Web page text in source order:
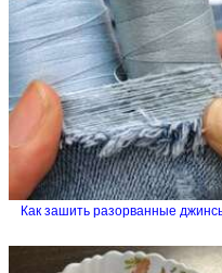
Как зашить разорванные